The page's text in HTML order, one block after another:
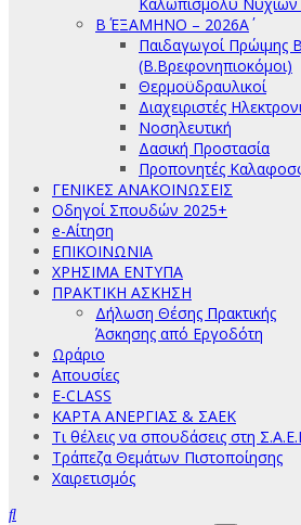
Β΄ ΕΞΑΜΗΝΟ – 2026Α΄
Παιδαγωγοί Πρώιμης
(Β.Βρεφονηπιοκόμοι)
Θερμοϋδραυλικοί
Διαχειριστές
Νοσηλευτική
Δασική Προστασία
Προπονητές
ΓΕΝΙΚΕΣ ΑΝΑΚΟΙΝΩΣΕΙΣ
Οδηγοί Σπουδών 2025+
e-Αίτηση
ΕΠΙΚΟΙΝΩΝΙΑ
ΧΡΗΣΙΜΑ ΕΝΤΥΠΑ
ΠΡΑΚΤΙΚΗ ΑΣΚΗΣΗ
Δήλωση Θέσης Πρακτικής
Άσκησης από Εργοδότη
Ωράριο
Απουσίες
E-CLASS
ΚΑΡΤΑ ΑΝΕΡΓΙΑΣ & ΣΑΕΚ
Τι θέλεις να σπουδάσεις στη
Τράπεζα Θεμάτων Πιστοποίησης
Χαιρετισμός